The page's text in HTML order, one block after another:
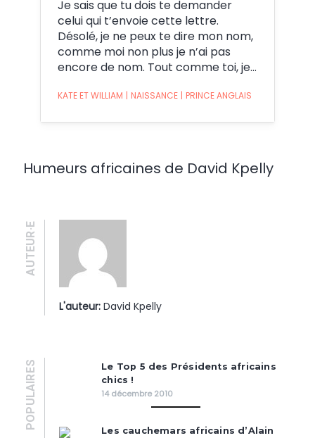
Je sais que tu dois te demander
celui qui t’envoie cette lettre.
Désolé, je ne peux te dire mon nom,
comme moi non plus je n’ai pas
encore de nom. Tout comme toi, je…
KATE ET WILLIAM | NAISSANCE | PRINCE ANGLAIS
Humeurs africaines de David Kpelly
AUTEUR·E
L'auteur: David Kpelly
POPULAIRES
Le Top 5 des Présidents africains
chics !
14 décembre 2010
Les cauchemars africains d’Alain